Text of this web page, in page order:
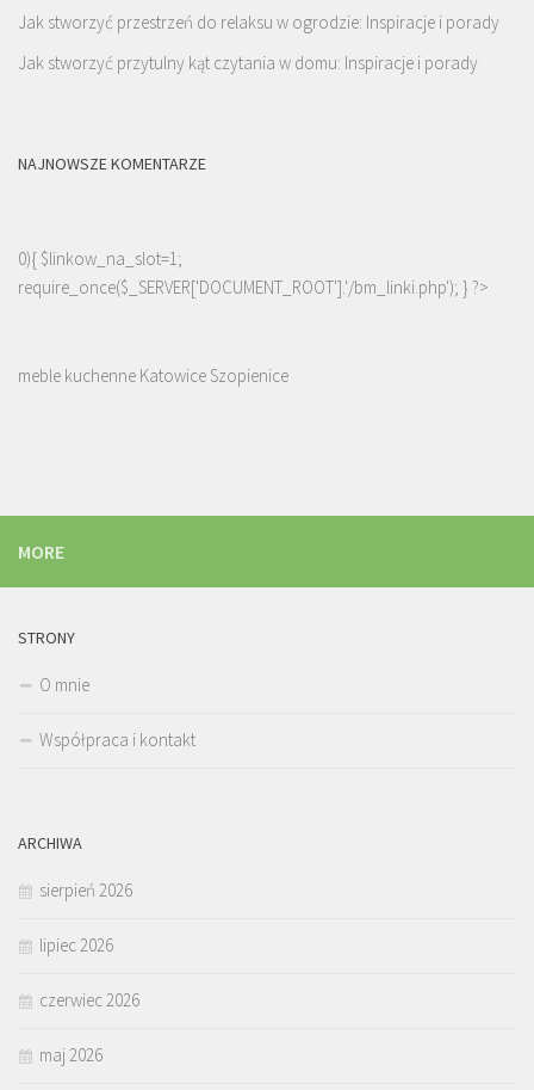
Jak stworzyć przestrzeń do relaksu w ogrodzie: Inspiracje i porady
Jak stworzyć przytulny kąt czytania w domu: Inspiracje i porady
NAJNOWSZE KOMENTARZE
0){ $linkow_na_slot=1;
require_once($_SERVER['DOCUMENT_ROOT'].'/bm_linki.php'); } ?>
meble kuchenne Katowice Szopienice
MORE
STRONY
O mnie
Współpraca i kontakt
ARCHIWA
sierpień 2026
lipiec 2026
czerwiec 2026
maj 2026